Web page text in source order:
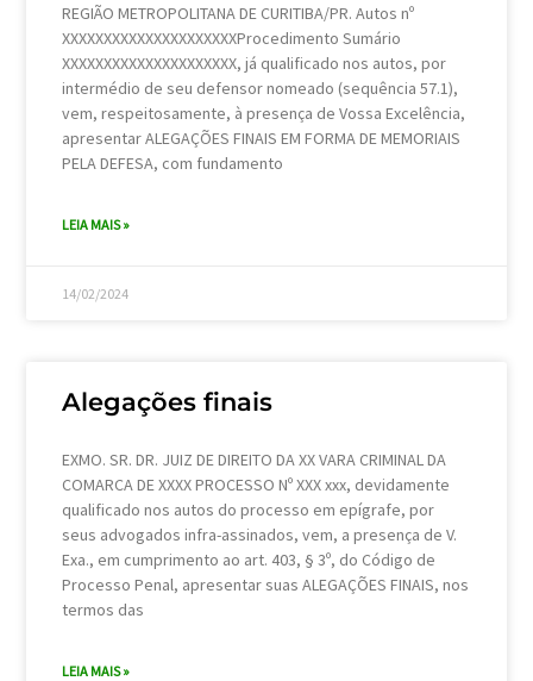
REGIÃO METROPOLITANA DE CURITIBA/PR. Autos nº
XXXXXXXXXXXXXXXXXXXXXProcedimento Sumário
XXXXXXXXXXXXXXXXXXXXX, já qualificado nos autos, por
intermédio de seu defensor nomeado (sequência 57.1),
vem, respeitosamente, à presença de Vossa Excelência,
apresentar ALEGAÇÕES FINAIS EM FORMA DE MEMORIAIS
PELA DEFESA, com fundamento
LEIA MAIS »
14/02/2024
Alegações finais
EXMO. SR. DR. JUIZ DE DIREITO DA XX VARA CRIMINAL DA
COMARCA DE XXXX PROCESSO Nº XXX xxx, devidamente
qualificado nos autos do processo em epígrafe, por
seus advogados infra-assinados, vem, a presença de V.
Exa., em cumprimento ao art. 403, § 3º, do Código de
Processo Penal, apresentar suas ALEGAÇÕES FINAIS, nos
termos das
LEIA MAIS »